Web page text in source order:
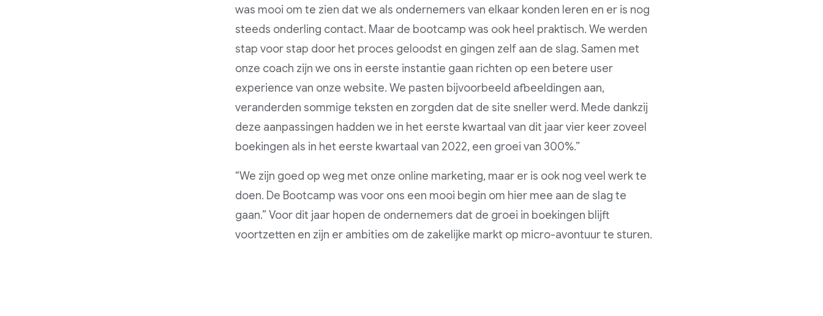
was mooi om te zien dat we als ondernemers van elkaar konden leren en er is nog
steeds onderling contact. Maar de bootcamp was ook heel praktisch. We werden
stap voor stap door het proces geloodst en gingen zelf aan de slag. Samen met
onze coach zijn we ons in eerste instantie gaan richten op een betere user
experience van onze website. We pasten bijvoorbeeld afbeeldingen aan,
veranderden sommige teksten en zorgden dat de site sneller werd. Mede dankzij
deze aanpassingen hadden we in het eerste kwartaal van dit jaar vier keer zoveel
boekingen als in het eerste kwartaal van 2022, een groei van 300%.”
“We zijn goed op weg met onze online marketing, maar er is ook nog veel werk te
doen. De Bootcamp was voor ons een mooi begin om hier mee aan de slag te
gaan.” Voor dit jaar hopen de ondernemers dat de groei in boekingen blijft
voortzetten en zijn er ambities om de zakelijke markt op micro-avontuur te sturen.